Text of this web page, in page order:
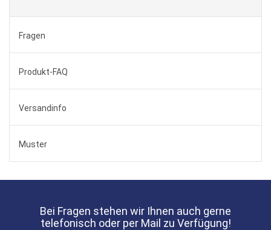
Fragen
Produkt-FAQ
Versandinfo
Muster
Bei Fragen stehen wir Ihnen auch gerne
telefonisch oder per Mail zu Verfügung!